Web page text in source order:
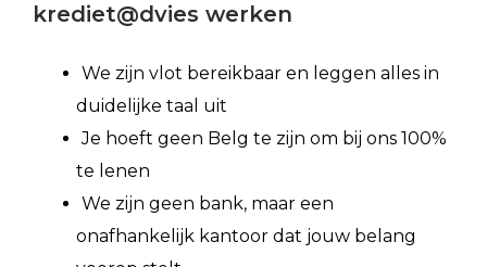
krediet@dvies werken
We zijn vlot bereikbaar en leggen alles in
duidelijke taal uit
Je hoeft geen Belg te zijn om bij ons 100%
te lenen
We zijn geen bank, maar een
onafhankelijk kantoor dat jouw belang